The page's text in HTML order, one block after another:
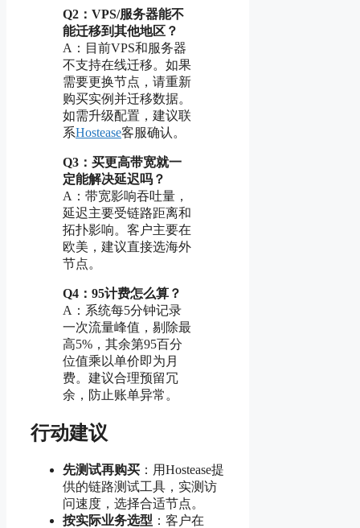
Q2：VPS/服务器能不
能迁移到其他地区？
A：目前VPS和服务器
不支持在线迁移。如果
需要更换节点，请重新
购买实例并迁移数据。
如需升级配置，建议联
系Hostease客服确认。
Q3：买更高带宽就一
定能解决延迟吗？
A：带宽影响吞吐量，
延迟主要受链路距离和
拓扑影响。客户主要在
欧美，建议直接选海外
节点。
Q4：95计费怎么算？
A：系统每5分钟记录
一次流量峰值，剔除最
高5%，其余第95百分
位值乘以单价即为月
费。建议合理预留冗
余，防止账单异常。
行动建议
先测试再购买 ：用Hostease提
供的链路测试工具，实测访
问速度，选择合适节点。
按实际业务选型 ：客户在